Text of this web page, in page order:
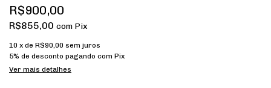
R$900,00
R$855,00 com Pix
10 x de R$90,00 sem juros
5% de desconto pagando com Pix
Ver mais detalhes